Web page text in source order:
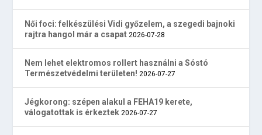
Női foci: felkészülési Vidi győzelem, a szegedi bajnoki
rajtra hangol már a csapat 2026-07-28
Nem lehet elektromos rollert használni a Sóstó
Természetvédelmi területen! 2026-07-27
Jégkorong: szépen alakul a FEHA19 kerete,
válogatottak is érkeztek 2026-07-27